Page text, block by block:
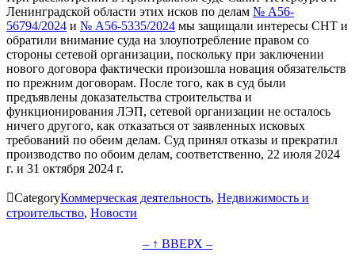
Ленинградской области этих исков по делам № А56-
56794/2024 и № А56-5335/2024 мы защищали интересы СНТ и
обратили внимание суда на злоупотребление правом со
стороны сетевой организации, поскольку при заключении
нового договора фактически произошла новация обязательств
по прежним договорам. После того, как в суд были
предъявлены доказательства строительства и
функционирования ЛЭП, сетевой организации не осталось
ничего другого, как отказаться от заявленных исковых
требований по обеим делам. Суд принял отказы и прекратил
производство по обоим делам, соответственно, 22 июля 2024
г. и 31 октября 2024 г.
CategoryКоммерческая деятельность, Недвижимость и
строительство, Новости
– ↑ ВВЕРХ –